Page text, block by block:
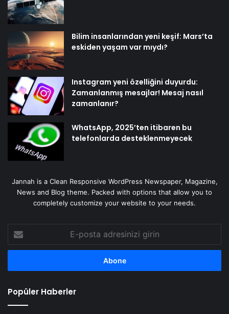
Bilim insanlarından yeni keşif: Mars’ta
eskiden yaşam var mıydı?
Instagram yeni özelliğini duyurdu:
Zamanlanmış mesajlar! Mesaj nasıl
zamanlanır?
WhatsApp, 2025’ten itibaren bu
telefonlarda desteklenmeyecek
Jannah is a Clean Responsive WordPress Newspaper, Magazine,
News and Blog theme. Packed with options that allow you to
completely customize your website to your needs.
posta
adresinizi
Popüler Haberler